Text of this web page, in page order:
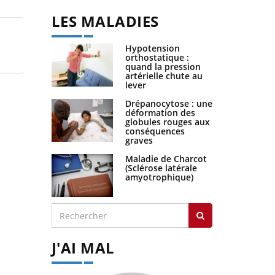
LES MALADIES
Hypotension
orthostatique :
quand la pression
artérielle chute au
lever
Drépanocytose : une
déformation des
globules rouges aux
conséquences
graves
Maladie de Charcot
(Sclérose latérale
amyotrophique)
J'AI MAL